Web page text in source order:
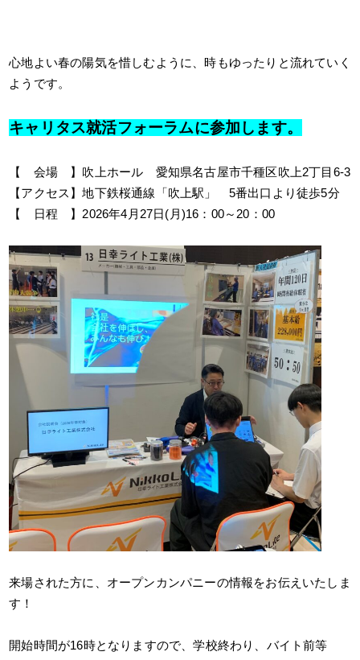
心地よい春の陽気を惜しむように、時もゆったりと流れていく
ようです。
キャリタス就活フォーラムに参加します。
【 会場 】吹上ホール 愛知県名古屋市千種区吹上2丁目6-3
【アクセス】地下鉄桜通線「吹上駅」 5番出口より徒歩5分
【 日程 】2026年4月27日(月)16：00～20：00
来場された方に、オープンカンパニーの情報をお伝えいたしま
す！
開始時間が16時となりますので、学校終わり、バイト前等